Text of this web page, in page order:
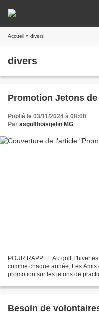
Accueil » divers
divers
Promotion Jetons
Publié le 03/11/2024 à 08:00
Par asgolfboisgelin MG
POUR RAPPEL Au golf, l'hiver
comme chaque année, Les
promotion sur les jetons de
Besoin de